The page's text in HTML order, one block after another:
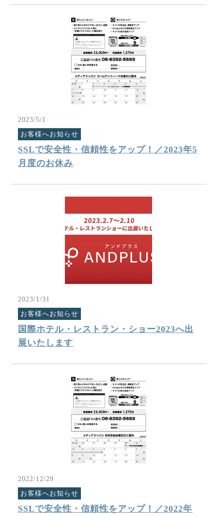
2023/5/1
お客様へお知らせ
SSLで安全性・信頼性をアップ！／2023年5
月度のお休み
2023/1/31
お客様へお知らせ
国際ホテル・レストラン・ショー2023へ出
展いたします
2022/12/29
お客様へお知らせ
SSLで安全性・信頼性をアップ！／2022年